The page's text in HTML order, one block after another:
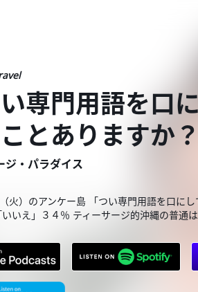
い専門用語を口
とありますか？
ジ・パラダイス
火）のアンケー島 「つい専門用語を口に
いえ」３４％ ティーサージ的沖縄の普通